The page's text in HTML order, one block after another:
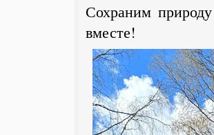
Сохраним
вместе!